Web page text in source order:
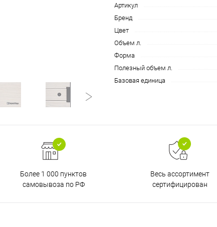
Артикул
Бренд
Цвет
Объем л.
Форма
Полезный объем л.
Базовая единица
Более 1 000 пунктов
самовывоза по РФ
Весь ассортимент
сертифицирован